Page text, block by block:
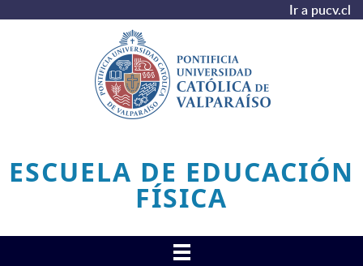
Ir a pucv.cl
ESCUELA DE EDUCACIÓN
FÍSICA